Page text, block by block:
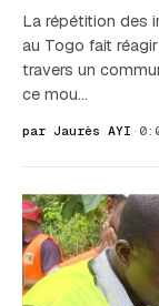
La répétition des
au Togo fait
travers un
ce mou…
par Jaurès AYI ·